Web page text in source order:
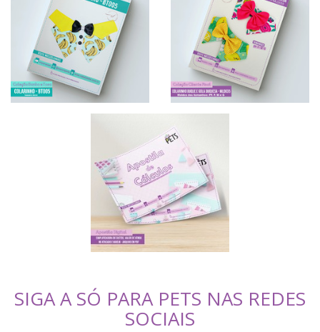
SIGA A SÓ PARA PETS NAS REDES
SOCIAIS